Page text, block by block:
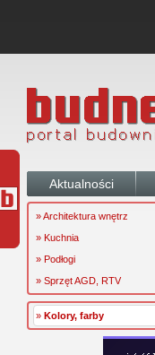
Aktualności
» Architektura wnętrz
» Kuchnia
» Podłogi
» Sprzęt AGD, RTV
» Kolory, farby